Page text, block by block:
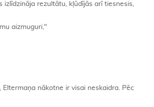
izlīdzināja rezultātu, kļūdījās arī tiesnesis,
aizmuguri,"
Eltermaņa nākotne ir visai neskaidra. Pēc